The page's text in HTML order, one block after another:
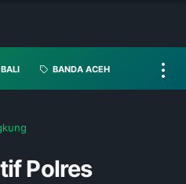
BALI BANDA ACEH
Polres